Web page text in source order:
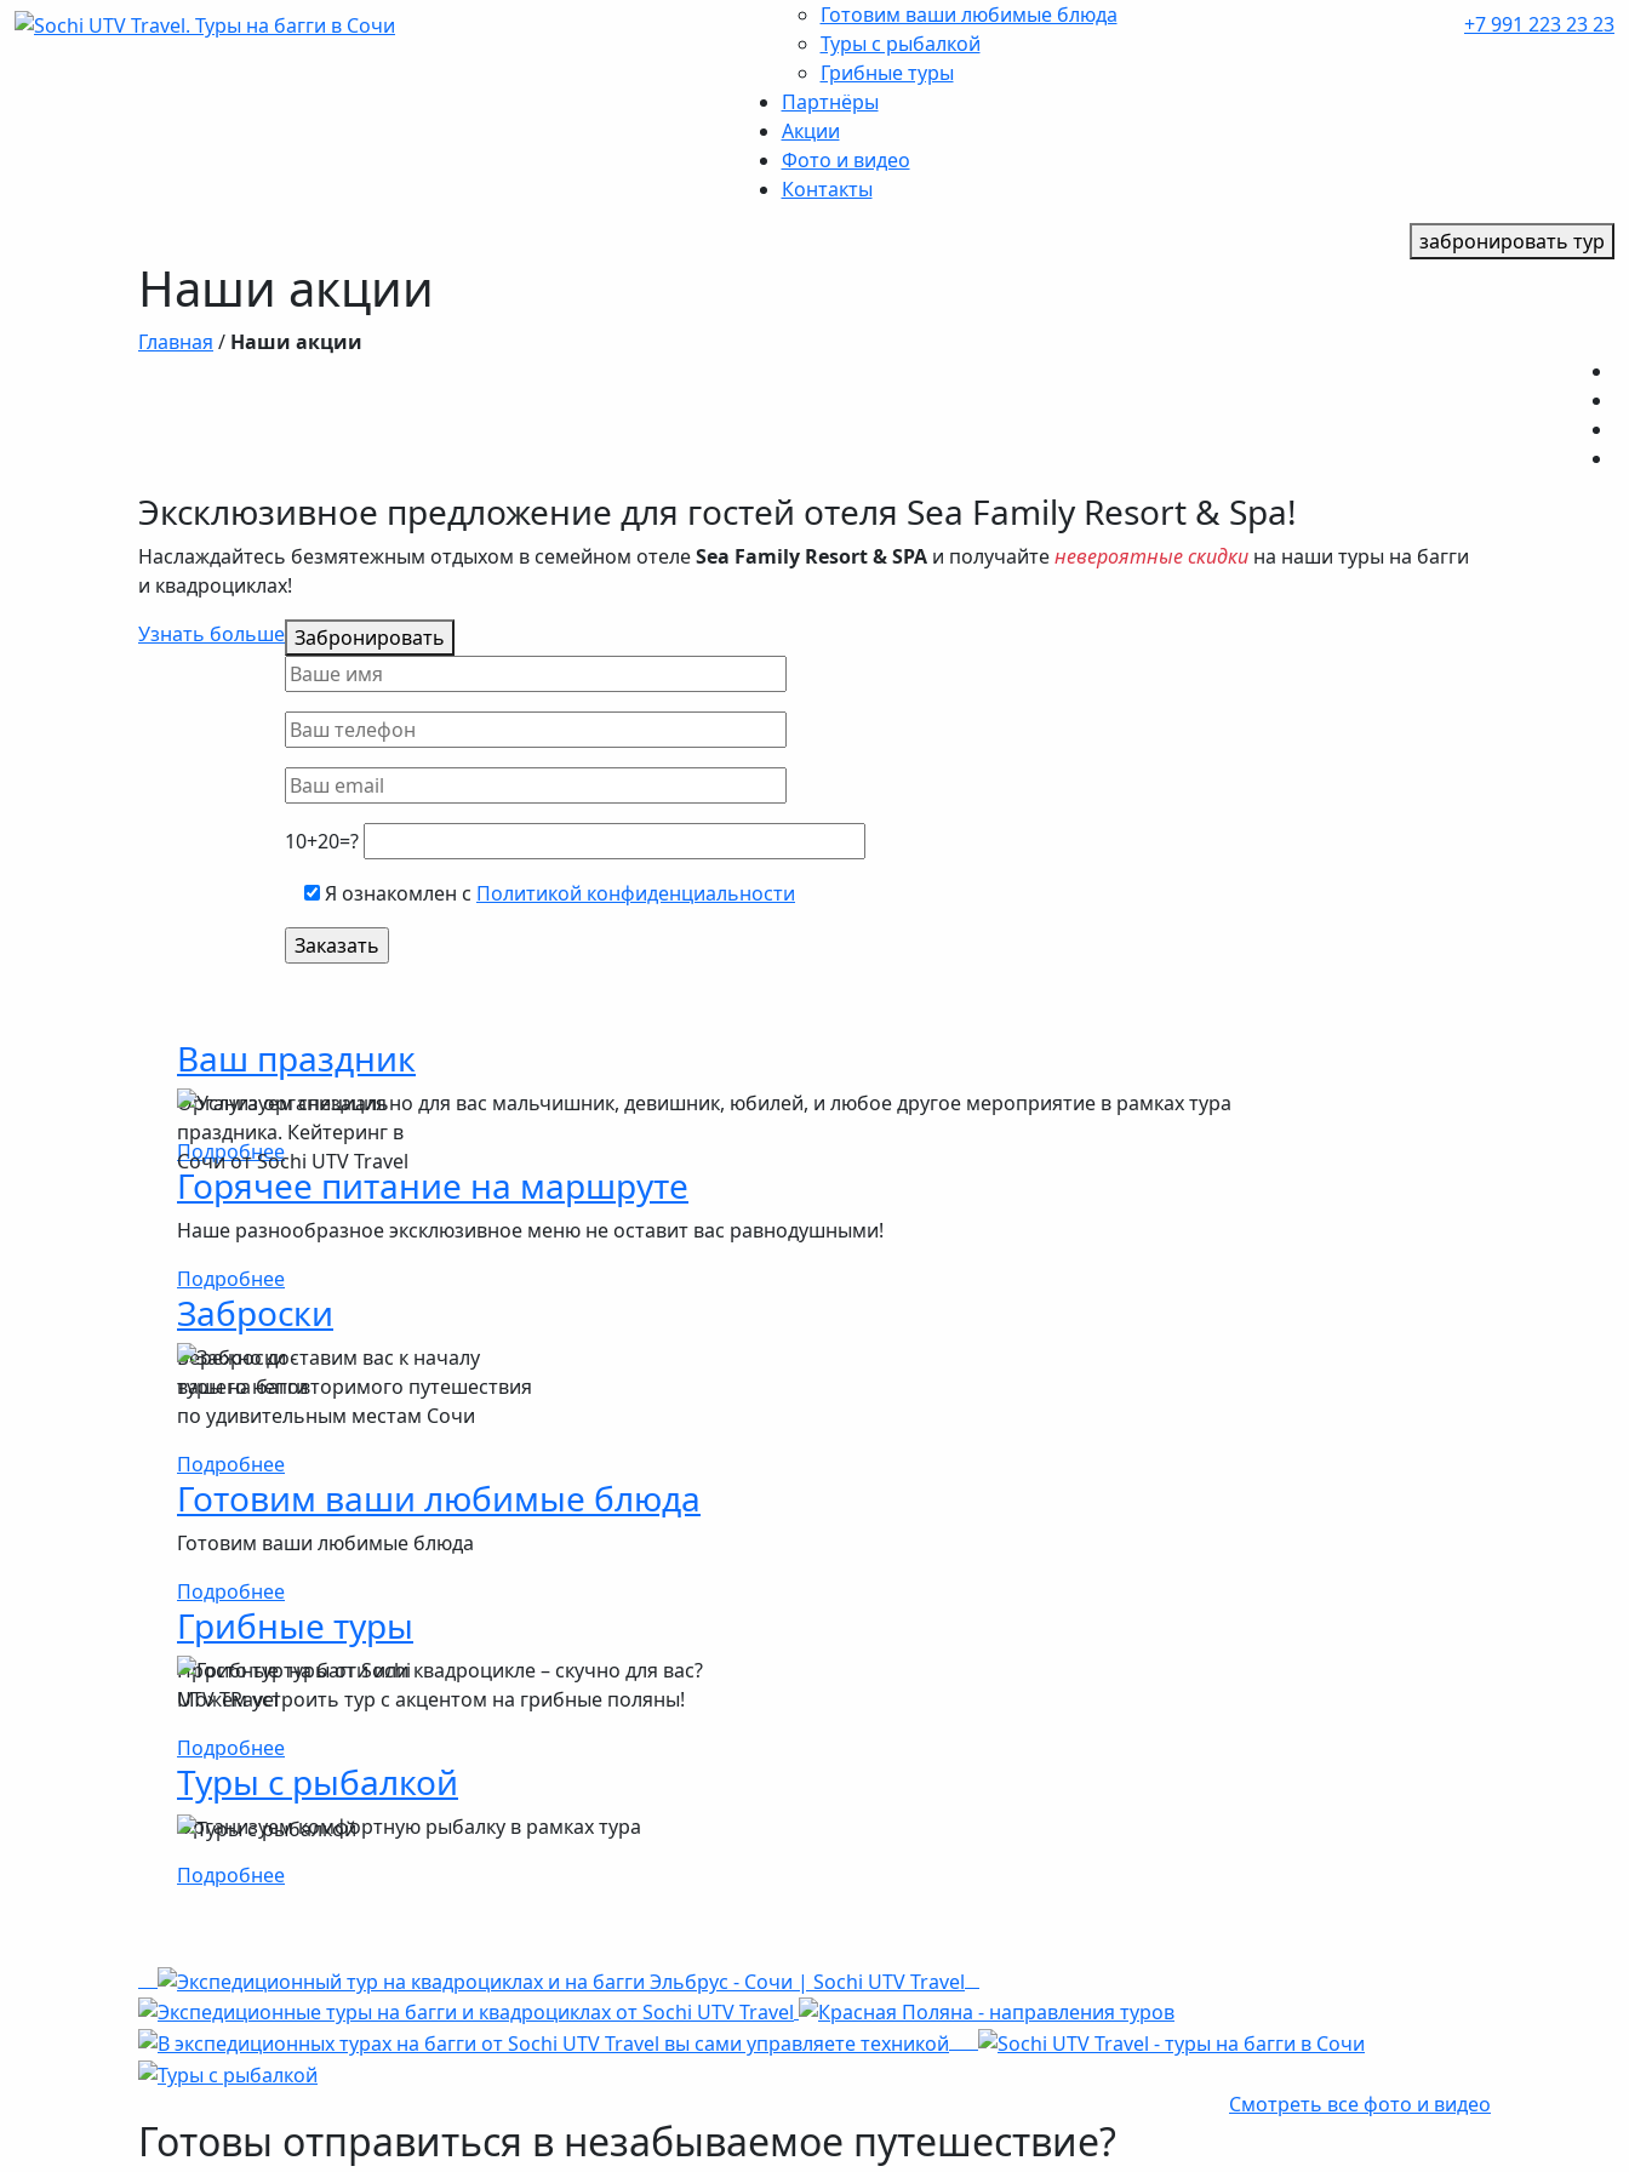
Готовим ваши любимые блюда
Туры с рыбалкой
Грибные туры
Партнёры
Акции
Фото и видео
Контакты
+7 991 223 23 23
забронировать тур
Наши акции
Главная / Наши акции
Эксклюзивное предложение для гостей отеля Sea Family Resort & Spa!
Наслаждайтесь безмятежным отдыхом в семейном отелеSea Family Resort & SPA и получайтеневероятные скидки на наши туры на багги
и квадроциклах!
Узнать больше Забронировать
10+20=?
Я ознакомлен с Политикой конфиденциальности
Ваш праздник
Организуем специально для вас мальчишник, девишник, юбилей, и любое другое мероприятие в рамках тура
Подробнее
Горячее питание на маршруте
Наше разнообразное эксклюзивное меню не оставит вас равнодушными!
Подробнее
Заброски
Бережно доставим вас к началу
вашего неповторимого путешествия
по удивительным местам Сочи
Подробнее
Готовим ваши любимые блюда
Готовим ваши любимые блюда
Подробнее
Грибные туры
Просто тур на багги или квадроцикле – скучно для вас?
Можем устроить тур с акцентом на грибные поляны!
Подробнее
Туры с рыбалкой
Организуем комфортную рыбалку в рамках тура
Подробнее
Смотреть все фото и видео
Готовы отправиться в незабываемое путешествие?